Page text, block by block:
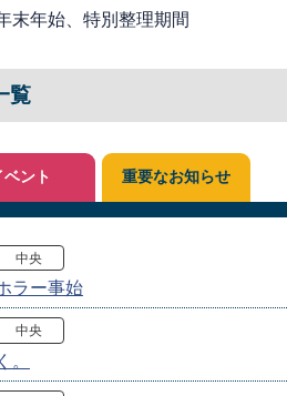
末年始、特別整理期間
覧
中央
ラー事始
中央
。
ベント 重要なお知らせ